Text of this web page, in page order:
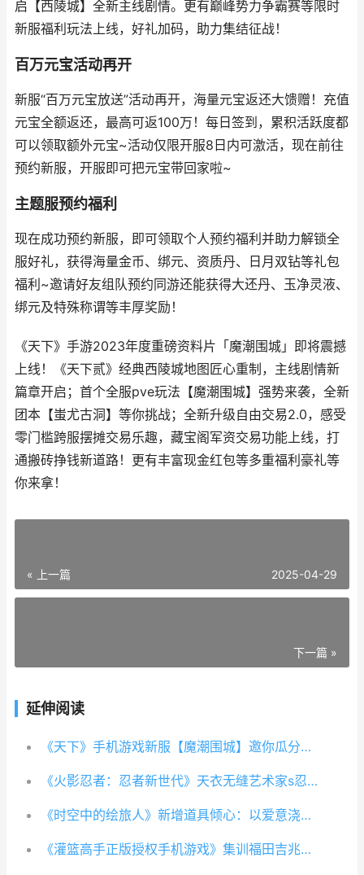
启【西陵城】全新主线剧情。更有巅峰势力争霸赛等限时
新服福利玩法上线，好礼加码，助力集结征战！
百万元宝活动再开
新服“百万元宝放送”活动再开，海量元宝返还大馈赠！充值
元宝全额返还，最高可返100万！每日签到，累积活跃度都
可以领取额外元宝~活动仅限开服8日内可激活，现在前往
预约新服，开服即可把元宝带回家啦~
主题服预约福利
现在成功预约新服，即可领取个人预约福利并助力解锁全
服好礼，获得海量金币、绑元、资质丹、日月双钻等礼包
福利~邀请好友组队预约同游还能获得大还丹、玉净灵液、
绑元及特殊称谓等丰厚奖励！
《天下》手游2023年度重磅资料片「魔潮围城」即将震撼
上线！《天下贰》经典西陵城地图匠心重制，主线剧情新
篇章开启；首个全服pve玩法【魔潮围城】强势来袭，全新
团本【蚩尤古洞】等你挑战；全新升级自由交易2.0，感受
零门槛跨服摆摊交易乐趣，藏宝阁军资交易功能上线，打
通搬砖挣钱新道路！更有丰富现金红包等多重福利豪礼等
你来拿！
« 上一篇 2025-04-29
下一篇 »
延伸阅读
《天下》手机游戏新服【魔潮围城】邀你瓜分30万现金红包 天下手游奔驰中国官网奔驰中国奔驰中国官网首页
《火影忍者：忍者新世代》天衣无缝艺术家s忍迪达晓
《时空中的绘旅人》新增道具倾心：以爱意浇灌 时空中的绘旅人小画家
《灌篮高手正版授权手机游戏》集训福田吉兆球员资料上线 灌篮高手合集版